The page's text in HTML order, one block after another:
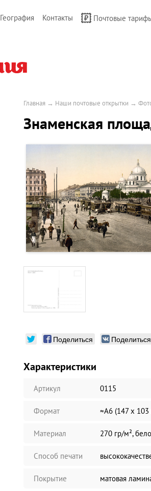
География Контакты Почтовые
Главная → Наши почтовые открытки →
Знаменская
Поделиться Поделиться
Характеристики
Артикул 0115
Формат ≈А6 (147 х
Материал 270 гр/м²,
Способ печати
Покрытие матовая